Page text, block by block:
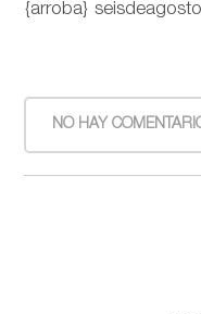
{arroba}
NO HAY